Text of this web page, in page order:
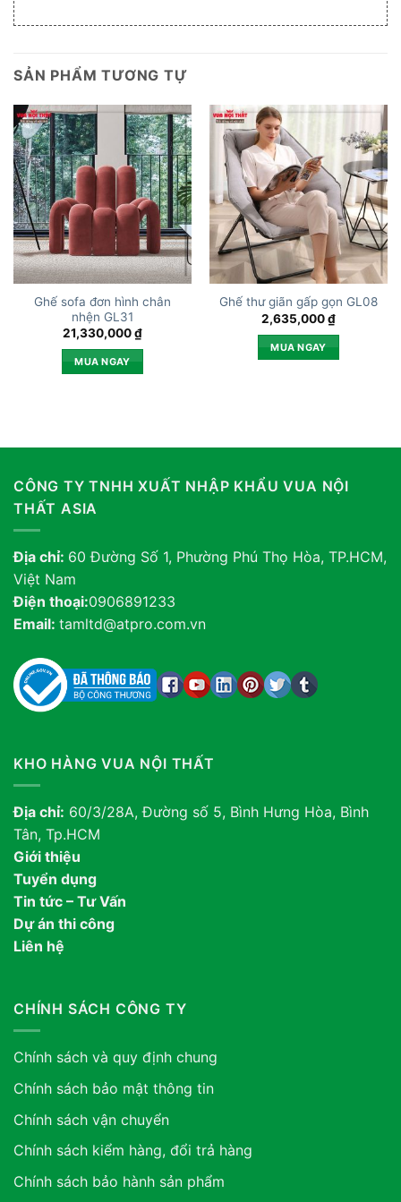
SẢN PHẨM TƯƠNG TỰ
Ghế sofa đơn hình chân
nhện GL31
21,330,000₫
MUA NGAY
Ghế thư giãn gấp gọn GL08
2,635,000₫
MUA NGAY
CÔNG TY TNHH XUẤT NHẬP KHẨU VUA NỘI
THẤT ASIA
Địa chỉ: 60 Đường Số 1, Phường Phú Thọ Hòa, TP.HCM,
Việt Nam
Điện thoại:0906891233
Email: tamltd@atpro.com.vn
KHO HÀNG VUA NỘI THẤT
Địa chỉ: 60/3/28A, Đường số 5, Bình Hưng Hòa, Bình
Tân, Tp.HCM
Giới thiệu
Tuyển dụng
Tin tức – Tư Vấn
Dự án thi công
Liên hệ
CHÍNH SÁCH CÔNG TY
Chính sách và quy định chung
Chính sách bảo mật thông tin
Chính sách vận chuyển
Chính sách kiểm hàng, đổi trả hàng
Chính sách bảo hành sản phẩm